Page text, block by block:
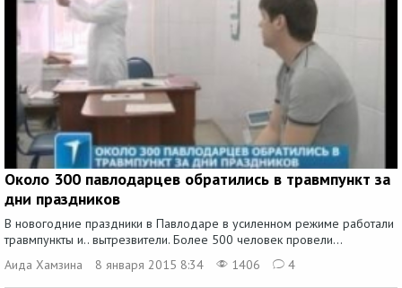
Около 300 павлодарцев обратились в травмпункт за
дни праздников
В новогодние праздники в Павлодаре в усиленном режиме работали
травмпункты и.. вытрезвители. Более 500 человек провели...
Аида Хамзина
8 января 2015 8:34 1406 4